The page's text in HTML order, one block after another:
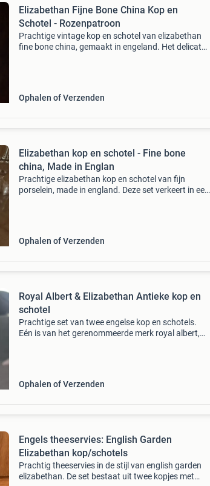
Elizabethan Fijne Bone China Kop en
Schotel - Rozenpatroon
Prachtige vintage kop en schotel van elizabethan
fine bone china, gemaakt in engeland. Het delicate
Ophalen of Verzenden
Elizabethan kop en schotel - Fine bone
china, Made in Englan
Prachtige elizabethan kop en schotel van fijn
porselein, made in england. Deze set verkeert in een
Ophalen of Verzenden
Royal Albert & Elizabethan Antieke kop en
schotel
Prachtige set van twee engelse kop en schotels.
Eén is van het gerenommeerde merk royal albert,
Ophalen of Verzenden
Engels theeservies: English Garden
Elizabethan kop/schotels
Prachtig theeservies in de stijl van english garden
elizabethan. De set bestaat uit twee kopjes met